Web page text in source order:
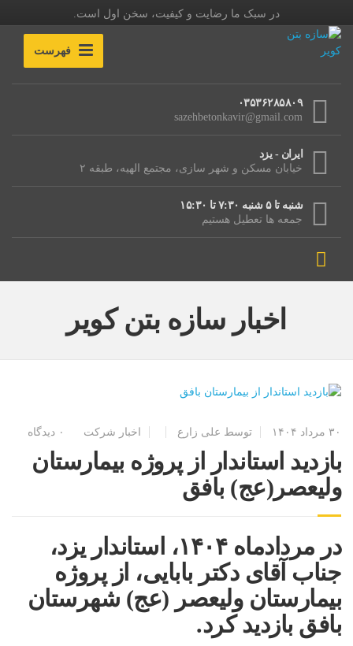
در سبک ما رضایت و کیفیت، سخن اول است.
فهرست
۰۳۵۳۶۲۸۵۸۰۹
sazehbetonkavir@gmail.com
ایران - یزد
خیابان مسکن و شهر سازی، مجتمع الهیه، طبقه ۲
شنبه تا ۵ شنبه ۷:۳۰ تا ۱۵:۳۰
جمعه ها تعطیل هستیم
اخبار سازه بتن کویر
۳۰ مرداد ۱۴۰۴ توسط علی زارع اخبار شرکت ۰ دیدگاه
بازدید استاندار از پروژه بیمارستان
ولیعصر(عج) بافق
در مردادماه ۱۴۰۴، استاندار یزد،
جناب آقای دکتر بابایی، از پروژه
بیمارستان ولیعصر (عج) شهرستان
بافق بازدید کرد.